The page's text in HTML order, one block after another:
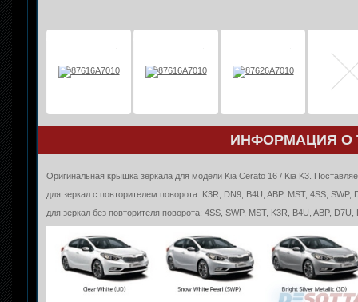
ИНФОРМАЦИЯ О
Оригинальная крышка зеркала для модели Kia Cerato 16 / Kia K3.
для зеркал с повторителем поворота: K3R, DN9, B4U, ABP, MST, 4SS, SWP,
для зеркал без повторителя поворота: 4SS, SWP, MST, K3R, B4U, ABP,